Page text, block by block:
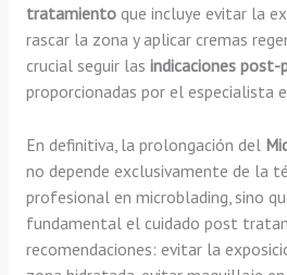
tratamientoque incluye evitar la
rascar la zona y aplicar cremas
crucial seguir las indicaciones
proporcionadas por el especialista
En definitiva, la prolongación del
no depende exclusivamente de la
profesional en microblading, sino
fundamental el cuidado post
recomendaciones: evitar la